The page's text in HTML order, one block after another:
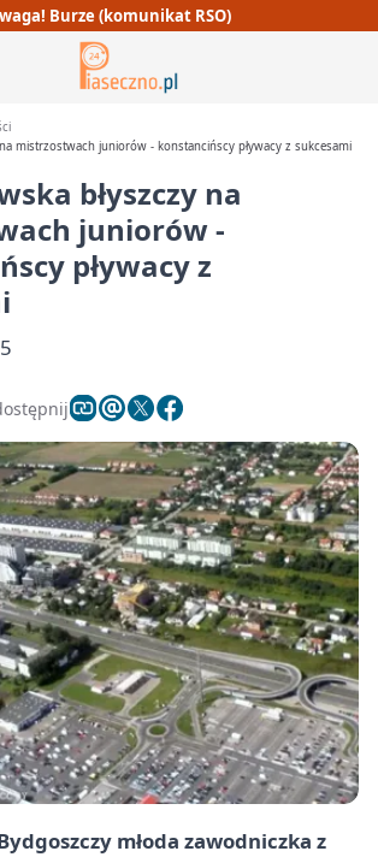
Burze (komunikat RSO)
mistrzostwach juniorów - konstancińscy pływacy z sukcesami
błyszczy na
juniorów -
pływacy z
młoda zawodniczka z